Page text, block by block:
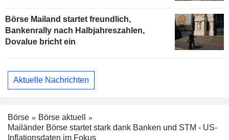
Börse Mailand startet freundlich,
Bankenrally nach Halbjahreszahlen,
Dovalue bricht ein
Aktuelle Nachrichten
Börse
Börse aktuell
Mailänder Börse startet stark dank Banken und STM - US-
Inflationsdaten im Fokus